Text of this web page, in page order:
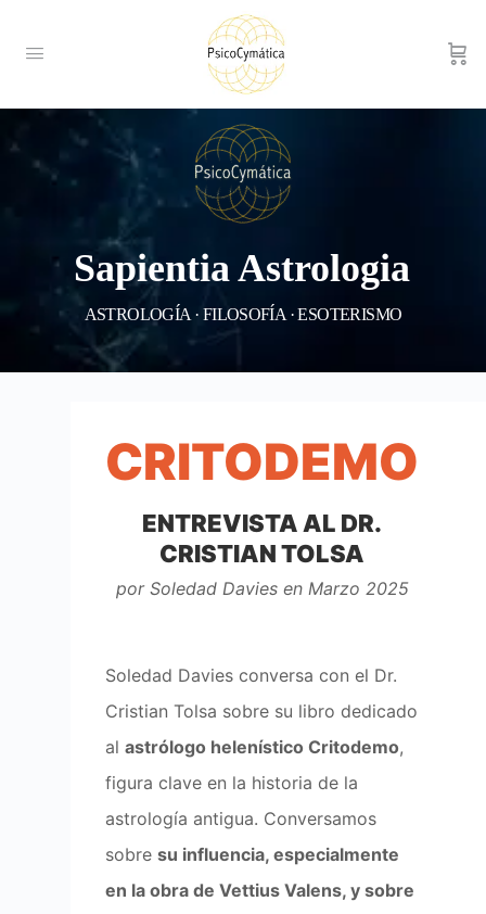
Sapientia Astrologia
ASTROLOGÍA · FILOSOFÍA · ESOTERISMO
CRITODEMO
ENTREVISTA AL DR.
CRISTIAN TOLSA
por Soledad Davies en Marzo 2025
Soledad Davies conversa con el Dr.
Cristian Tolsa sobre su libro dedicado
al astrólogo helenístico Critodemo,
figura clave en la historia de la
astrología antigua. Conversamos
sobre su influencia, especialmente
en la obra de Vettius Valens, y sobre